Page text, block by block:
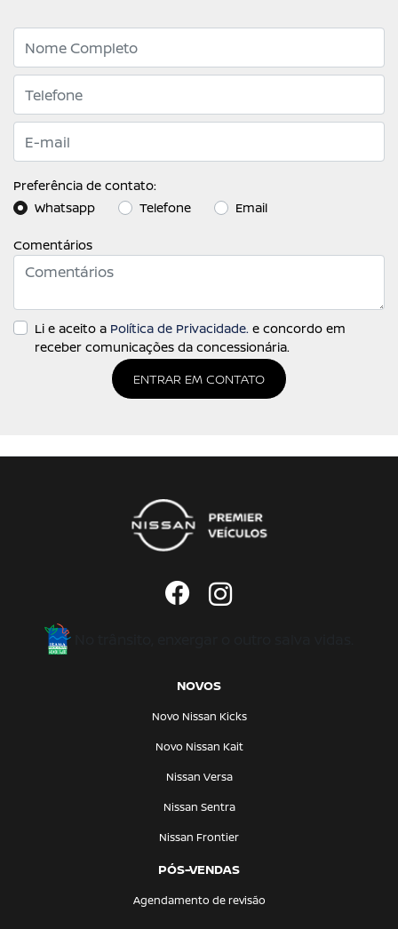
Preferência de contato:
Whatsapp
Telefone Email
Comentários
Li e aceito a Política de Privacidade. e concordo em
receber comunicações da concessionária.
ENTRAR EM CONTATO
NOVOS
Novo Nissan Kicks
Novo Nissan Kait
Nissan Versa
Nissan Sentra
Nissan Frontier
PÓS-VENDAS
Agendamento de revisão